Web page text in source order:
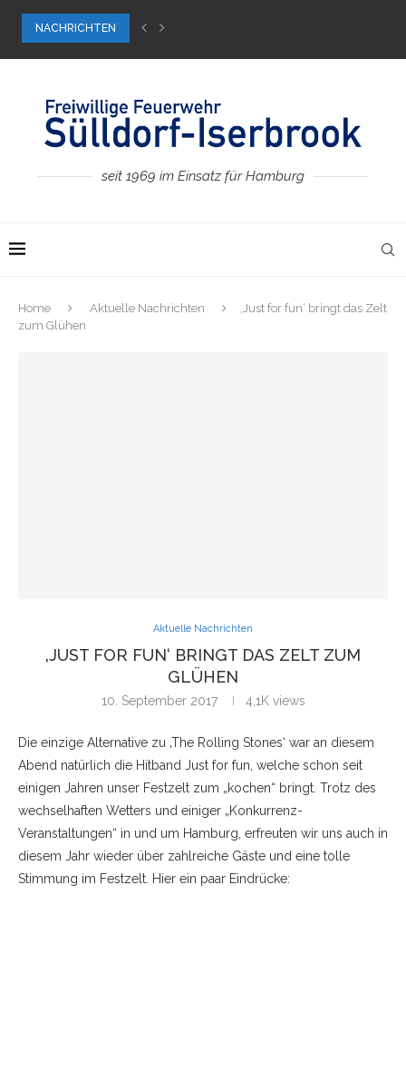
NACHRICHTEN
Bundeswettkampf in Hamburg
seit 1969 im Einsatz für Hamburg
Home Aktuelle Nachrichten
‚Just for fun‘ bringt das Zelt
zum Glühen
Aktuelle Nachrichten
‚JUST FOR FUN‘ BRINGT DAS ZELT ZUM
GLÜHEN
10. September 2017 4,1K views
Die einzige Alternative zu ‚The Rolling Stones‘ war an diesem
Abend natürlich die Hitband Just for fun, welche schon seit
einigen Jahren unser Festzelt zum „kochen“ bringt. Trotz des
wechselhaften Wetters und einiger „Konkurrenz-
Veranstaltungen“ in und um Hamburg, erfreuten wir uns auch in
diesem Jahr wieder über zahlreiche Gäste und eine tolle
Stimmung im Festzelt. Hier ein paar Eindrücke: